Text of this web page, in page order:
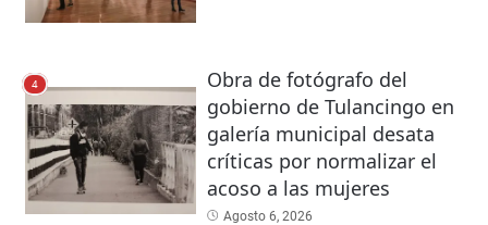
4
Obra de fotógrafo del
gobierno de Tulancingo en
galería municipal desata
críticas por normalizar el
acoso a las mujeres
Agosto 6, 2026